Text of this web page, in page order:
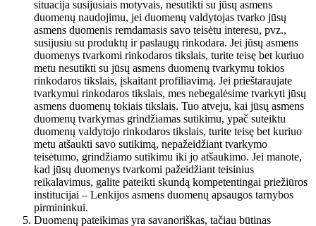
situacija susijusiais motyvais, nesutikti su jūsų asmens
duomenų naudojimu, jei duomenų valdytojas tvarko jūsų
asmens duomenis remdamasis savo teisėtu interesu, pvz.,
susijusiu su produktų ir paslaugų rinkodara. Jei jūsų asmens
duomenys tvarkomi rinkodaros tikslais, turite teisę bet kuriuo
metu nesutikti su jūsų asmens duomenų tvarkymu tokios
rinkodaros tikslais, įskaitant profiliavimą. Jei prieštaraujate
tvarkymui rinkodaros tikslais, mes nebegalėsime tvarkyti jūsų
asmens duomenų tokiais tikslais. Tuo atveju, kai jūsų asmens
duomenų tvarkymas grindžiamas sutikimu, ypač suteiktu
duomenų valdytojo rinkodaros tikslais, turite teisę bet kuriuo
metu atšaukti savo sutikimą, nepažeidžiant tvarkymo
teisėtumo, grindžiamo sutikimu iki jo atšaukimo. Jei manote,
kad jūsų duomenys tvarkomi pažeidžiant teisinius
reikalavimus, galite pateikti skundą kompetentingai priežiūros
institucijai – Lenkijos asmens duomenų apsaugos tarnybos
pirmininkui.
Duomenų pateikimas yra savanoriškas, tačiau būtinas